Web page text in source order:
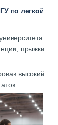
по легкой
прыжки
высокий